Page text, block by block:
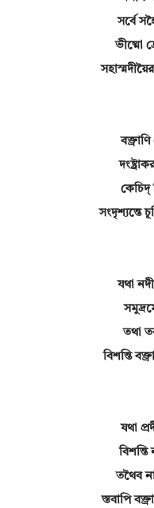
সর্বে
ভীষ্মো
কেচিদ্
সংদৃশ্যন্তে
যথা
তথা
বিশন্তি
যথা
বিশন্তি
তথৈব
স্তবাপি